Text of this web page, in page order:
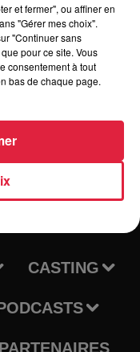
aller et la dernière
CASTING
et fermer", ou affiner en
"Gérer mes choix".
"Continuer sans
pour ce site. Vous
consentement à tout
bas de chaque page.